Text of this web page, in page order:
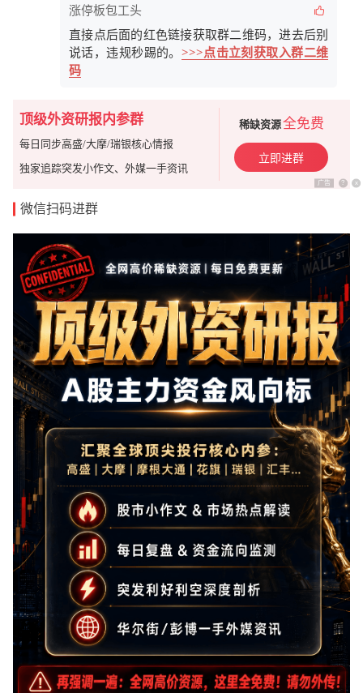
涨停板包工头
直接点后面的红色链接获取群二维码，进去后别
说话，违规秒踢的。 >>>点击立刻获取入群二维
码
广告 ? x
顶级外资研报内参群
每日同步高盛/大摩/瑞银核心情报
独家追踪突发小作文、外媒一手资讯
稀缺资源全免费
立即进群
微信扫码进群